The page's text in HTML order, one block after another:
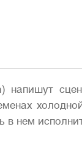
в нем